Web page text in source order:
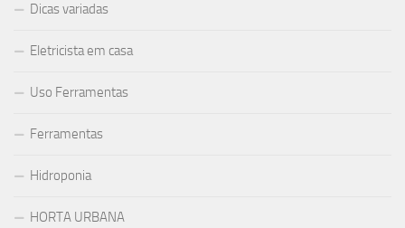
Dicas variadas
Eletricista em casa
Uso Ferramentas
Ferramentas
Hidroponia
HORTA URBANA